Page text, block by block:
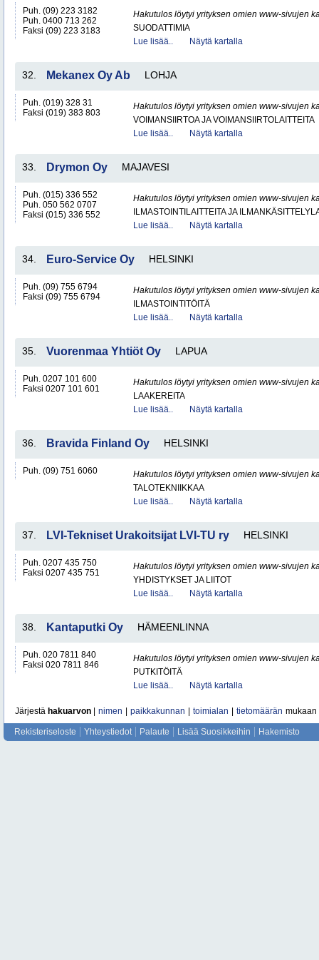
Puh. (09) 223 3182
Puh. 0400 713 262
Faksi (09) 223 3183
Hakutulos löytyi yrityksen omien www-sivujen
SUODATTIMIA
Lue lisää..
Näytä kartalla
32. Mekanex Oy Ab LOHJA
Puh. (019) 328 31
Faksi (019) 383 803
Hakutulos löytyi yrityksen omien www-sivujen
VOIMANSIIRTOA JA VOIMANSIIRTOLAITTEITA
Lue lisää..
Näytä kartalla
33. Drymon Oy MAJAVESI
Puh. (015) 336 552
Puh. 050 562 0707
Faksi (015) 336 552
Hakutulos löytyi yrityksen omien www-sivujen
ILMASTOINTILAITTEITA JA
Lue lisää..
Näytä kartalla
34. Euro-Service Oy HELSINKI
Puh. (09) 755 6794
Faksi (09) 755 6794
Hakutulos löytyi yrityksen omien www-sivujen
ILMASTOINTITÖITÄ
Lue lisää..
Näytä kartalla
35. Vuorenmaa Yhtiöt Oy LAPUA
Puh. 0207 101 600
Faksi 0207 101 601
Hakutulos löytyi yrityksen omien www-sivujen
LAAKEREITA
Lue lisää..
Näytä kartalla
36. Bravida Finland Oy HELSINKI
Puh. (09) 751 6060
Hakutulos löytyi yrityksen omien www-sivujen
TALOTEKNIIKKAA
Lue lisää..
Näytä kartalla
37. LVI-Tekniset Urakoitsijat LVI-TU ry HELSINKI
Puh. 0207 435 750
Faksi 0207 435 751
Hakutulos löytyi yrityksen omien www-sivujen
YHDISTYKSET JA LIITOT
Lue lisää..
Näytä kartalla
38. Kantaputki Oy HÄMEENLINNA
Puh. 020 7811 840
Faksi 020 7811 846
Hakutulos löytyi yrityksen omien www-sivujen
PUTKITÖITÄ
Lue lisää..
Näytä kartalla
Järjestä hakuarvon nimen paikkakunnan toimialan tietomäärän mukaan
Rekisteriseloste Yhteystiedot Palaute Lisää Suosikkeihin Hakemisto